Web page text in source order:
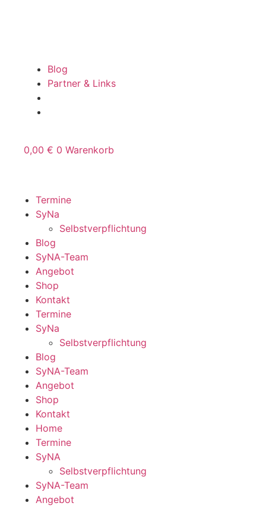
Blog
Partner & Links
0,00 € 0 Warenkorb
Termine
SyNa
Selbstverpflichtung
Blog
SyNA-Team
Angebot
Shop
Kontakt
Termine
SyNa
Selbstverpflichtung
Blog
SyNA-Team
Angebot
Shop
Kontakt
Home
Termine
SyNA
Selbstverpflichtung
SyNA-Team
Angebot